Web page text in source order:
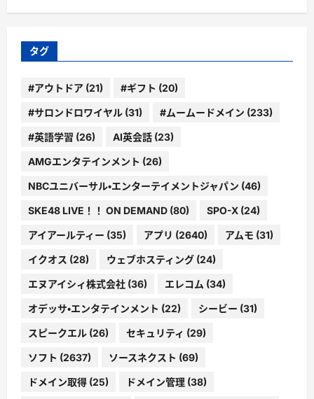
ゴ
ー
タグ
#アウトドア (21) #ギフト (20)
#サロンドロワイヤル (31) #ムームードメイン (233)
#英語学習 (26) AI英会話 (23)
AMGエンタテインメント (26)
NBCユニバーサル・エンターテイメントジャパン (46)
SKE48 LIVE！！ ON DEMAND (80) SPO-X (24)
アイアールティー (35) アプリ (2640) アムモ (31)
イクオス (28) ウェブホスティング (24)
エヌアイシィ株式会社 (36) エレコム (34)
オデッサ・エンタテインメント (22) シービー (31)
スピークエル (26) セキュリティ (29)
ソフト (2637) ソースネクスト (69)
ドメイン取得 (25) ドメイン管理 (38)